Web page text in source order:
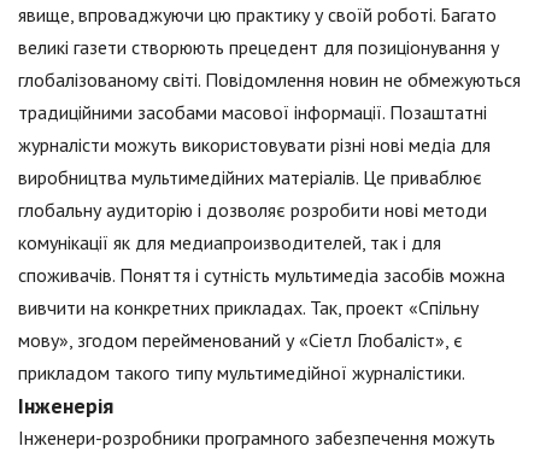
явище, впроваджуючи цю практику у своїй роботі. Багато
великі газети створюють прецедент для позиціонування у
глобалізованому світі. Повідомлення новин не обмежуються
традиційними засобами масової інформації. Позаштатні
журналісти можуть використовувати різні нові медіа для
виробництва мультимедійних матеріалів. Це приваблює
глобальну аудиторію і дозволяє розробити нові методи
комунікації як для медиапроизводителей, так і для
споживачів. Поняття і сутність мультимедіа засобів можна
вивчити на конкретних прикладах. Так, проект «Спільну
мову», згодом перейменований у «Сіетл Глобаліст», є
прикладом такого типу мультимедійної журналістики.
Інженерія
Інженери-розробники програмного забезпечення можуть